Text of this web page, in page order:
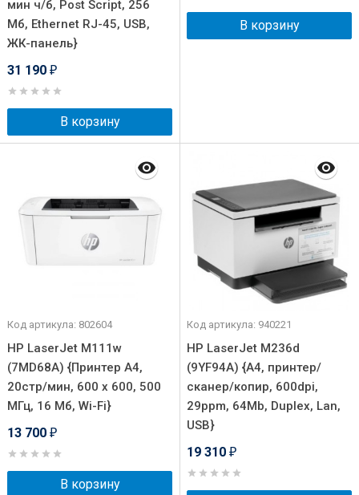
мин ч/б, Post Script, 256
Мб, Ethernet RJ-45, USB,
ЖК-панель}
31 190 ₽
В корзину
В корзину
Код артикула: 802604
HP LaserJet M111w
(7MD68A) {Принтер А4,
20стр/мин, 600 х 600, 500
МГц, 16 Мб, Wi-Fi}
13 700 ₽
В корзину
Код артикула: 940221
HP LaserJet M236d
(9YF94A) {A4, принтер/
сканер/копир, 600dpi,
29ppm, 64Mb, Duplex, Lan,
USB}
19 310 ₽